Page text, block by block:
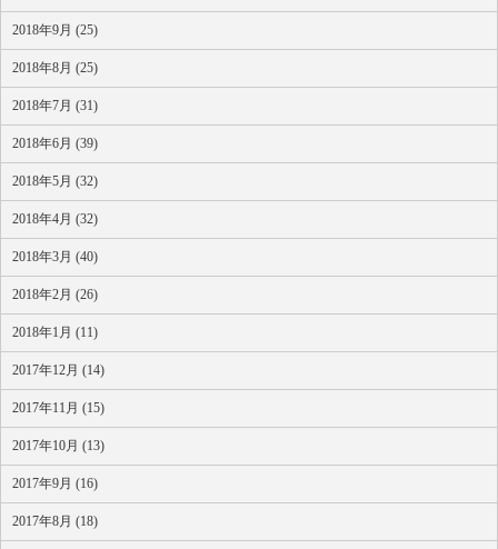
2018年9月 (25)
2018年8月 (25)
2018年7月 (31)
2018年6月 (39)
2018年5月 (32)
2018年4月 (32)
2018年3月 (40)
2018年2月 (26)
2018年1月 (11)
2017年12月 (14)
2017年11月 (15)
2017年10月 (13)
2017年9月 (16)
2017年8月 (18)